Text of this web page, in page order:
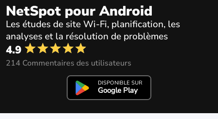
NetSpot pour Android
Les études de site Wi-Fi, planification, les
analyses et la résolution de problèmes
4.9
214 Commentaires des utilisateurs
DISPONIBLE SUR
Google Play